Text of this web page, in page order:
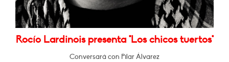
Rocío Lardinois presenta "Los chicos tuertos"
Conversará con Pilar Álvarez